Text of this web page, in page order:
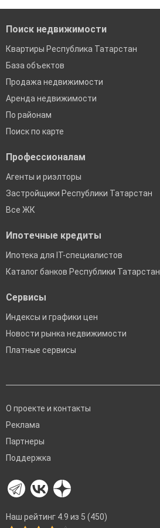
Поиск недвижимости
Квартиры Республика Татарстан
База объектов
Продажа недвижимости
Аренда недвижимости
По районам
Поиск по карте
Профессионалам
Агенты и риэлторы
Застройщики Республики Татарстан
Все ЖК
Ипотечные кредиты
Ипотека для IT-специалистов
Каталог банков Республики Татарстан
Сервисы
Индексы и графики цен
Новости рынка недвижимости
Платные сервисы
О проекте и контакты
Реклама
Партнеры
Поддержка
Наш рейтинг 4.9 из 5 (450)